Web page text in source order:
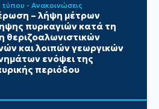
τύπου - Ανακοινώσεις
– λήψη μέτρων
πυρκαγιών κατά τη
θεριζοαλωνιστικών
και λοιπών γεωργικών
ενόψει της
περιόδου